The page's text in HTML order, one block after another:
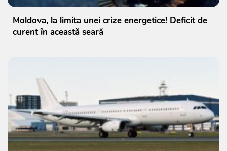
Moldova, la limita unei crize energetice! Deficit de
curent în această seară